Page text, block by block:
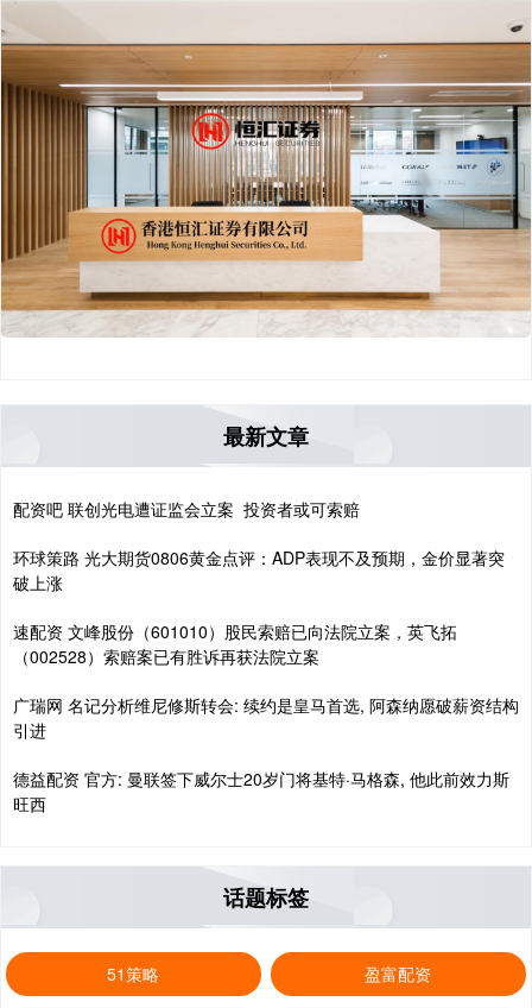
最新文章
配资吧 联创光电遭证监会立案 投资者或可索赔
环球策路 光大期货0806黄金点评：ADP表现不及预期，金价显著突
破上涨
速配资 文峰股份（601010）股民索赔已向法院立案，英飞拓
（002528）索赔案已有胜诉再获法院立案
广瑞网 名记分析维尼修斯转会: 续约是皇马首选, 阿森纳愿破薪资结构
引进
德益配资 官方: 曼联签下威尔士20岁门将基特·马格森, 他此前效力斯
旺西
话题标签
51策略 盈富配资